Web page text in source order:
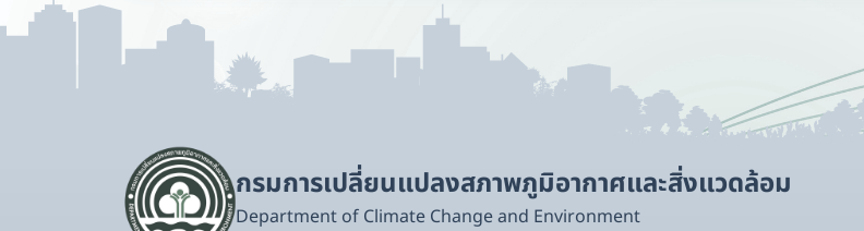
กรมการเปลี่ยนแปลงสภาพภูมิอากาศและสิ่งแวดล้อม
Department of Climate Change and Environment